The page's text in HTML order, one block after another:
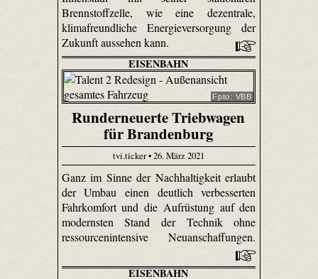
Brennstoffzelle, wie eine dezentrale,
klimafreundliche Energieversorgung der
Zukunft aussehen kann.
EISENBAHN
Fpto: VBB
Runderneuerte Triebwagen
für Brandenburg
tvi.ticker • 26. März 2021
Ganz im Sinne der Nachhaltigkeit erlaubt
der Umbau einen deutlich verbesserten
Fahrkomfort und die Aufrüstung auf den
modernsten Stand der Technik ohne
ressourcenintensive Neuanschaffungen.
EISENBAHN